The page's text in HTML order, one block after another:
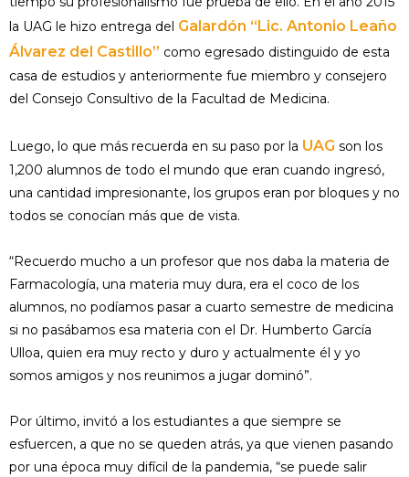
la UAG le hizo entrega del Galardón “Lic. Antonio Leaño
Álvarez del Castillo” como egresado distinguido de esta
casa de estudios y anteriormente fue miembro y consejero
del Consejo Consultivo de la Facultad de Medicina.
Luego, lo que más recuerda en su paso por la UAG son los
1,200 alumnos de todo el mundo que eran cuando ingresó,
una cantidad impresionante, los grupos eran por bloques y no
todos se conocían más que de vista.
“Recuerdo mucho a un profesor que nos daba la materia de
Farmacología, una materia muy dura, era el coco de los
alumnos, no podíamos pasar a cuarto semestre de medicina
si no pasábamos esa materia con el Dr. Humberto García
Ulloa, quien era muy recto y duro y actualmente él y yo
somos amigos y nos reunimos a jugar dominó”.
Por último, invitó a los estudiantes a que siempre se
esfuercen, a que no se queden atrás, ya que vienen pasando
por una época muy difícil de la pandemia, “se puede salir